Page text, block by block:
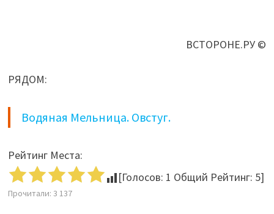
ВСТОРОНЕ.РУ ©
РЯДОМ:
Водяная Мельница. Овстуг.
Рейтинг Места:
[Голосов: 1 Общий Рейтинг: 5]
Прочитали: 3 137